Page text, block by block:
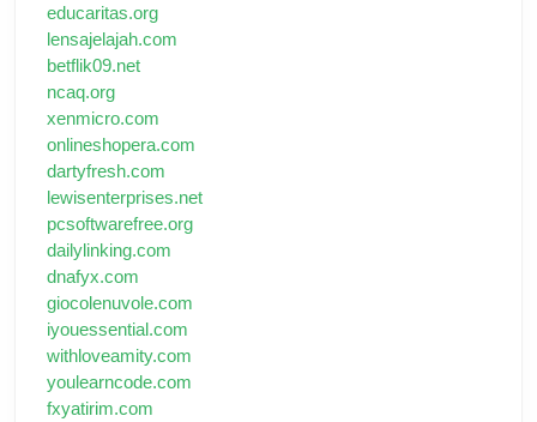
educaritas.org
lensajelajah.com
betflik09.net
ncaq.org
xenmicro.com
onlineshopera.com
dartyfresh.com
lewisenterprises.net
pcsoftwarefree.org
dailylinking.com
dnafyx.com
giocolenuvole.com
iyouessential.com
withloveamity.com
youlearncode.com
fxyatirim.com